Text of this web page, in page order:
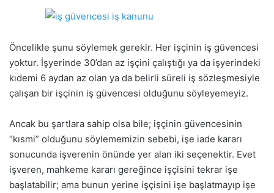
Öncelikle şunu söylemek gerekir. Her işçinin iş güvencesi
yoktur. İşyerinde 30’dan az işçini çalıştığı ya da işyerindeki
kıdemi 6 aydan az olan ya da belirli süreli iş sözleşmesiyle
çalışan bir işçinin iş güvencesi olduğunu söyleyemeyiz.
Ancak bu şartlara sahip olsa bile; işçinin güvencesinin
“kısmi” olduğunu söylememizin sebebi, işe iade kararı
sonucunda işverenin önünde yer alan iki seçenektir. Evet
işveren, mahkeme kararı gereğince işçisini tekrar işe
başlatabilir; ama bunun yerine işçisini işe başlatmayıp işe